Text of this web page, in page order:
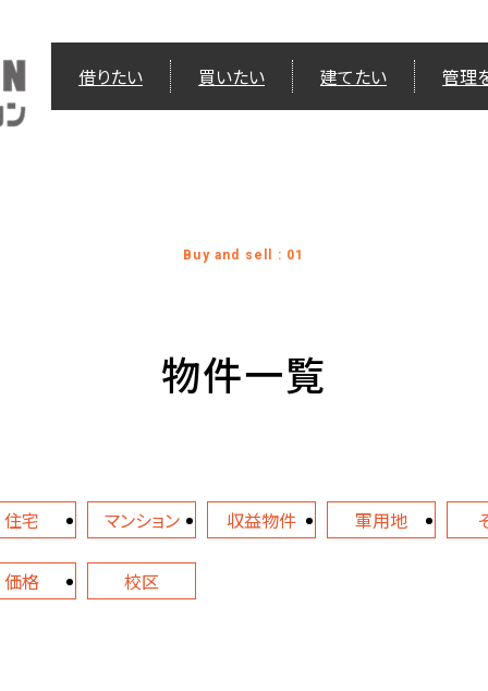
借りたい 買いたい 建てたい 管理
Buy and sell : 01
物件一覧
住宅 マンション 収益物件 軍用地
価格 校区